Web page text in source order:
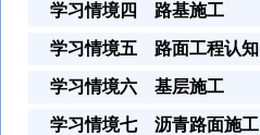
学习情境四 路基施工
学习情境五 路面工程认知
学习情境六 基层施工
学习情境七 沥青路面施工